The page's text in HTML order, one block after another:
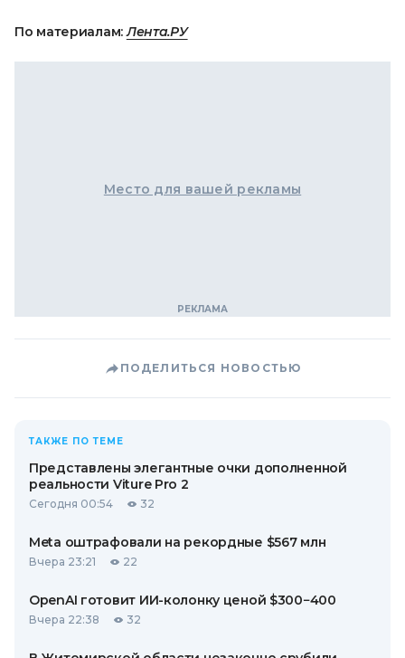
По материалам:Лента.РУ
Место для вашей рекламы
ПОДЕЛИТЬСЯ НОВОСТЬЮ
ТАКЖЕ ПО ТЕМЕ
Представлены элегантные очки дополненной
реальности Viture Pro 2
Сегодня 00:54 32
Meta оштрафовали на рекордные $567 млн
Вчера 23:21 22
OpenAI готовит ИИ-колонку ценой $300−400
Вчера 22:38 32